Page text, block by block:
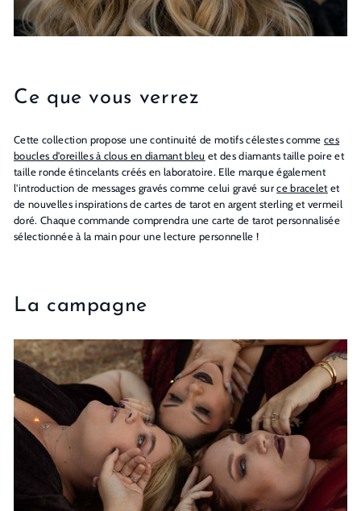
Ce que vous verrez
Cette collection propose une continuité de motifs célestes commeces
boucles d'oreilles à clous en diamant bleu et des diamants taille poire et
taille ronde étincelants créés en laboratoire. Elle marque également
l'introduction de messages gravés comme celui gravé surce bracelet et
de nouvelles inspirations de cartes de tarot en argent sterling et vermeil
doré. Chaque commande comprendra une carte de tarot personnalisée
sélectionnée à la main pour une lecture personnelle !
La campagne